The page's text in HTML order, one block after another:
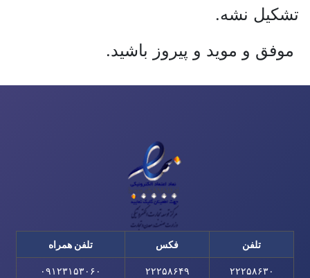
تشکیل نشه.
موفق و موید و پیروز باشید.
تلفن فکس تلفن همراه
۲۲۲۵۸۶۳۰ ۲۲۲۵۸۶۴۹ ۰۹۱۲۳۱۵۳۰۶۰